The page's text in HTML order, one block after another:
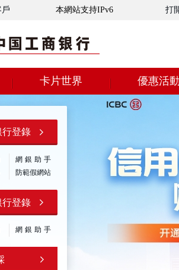
本網站支持IPv6 打
卡片世界 優惠活
行登錄
網銀助手
防範假網站
行登錄
網銀助手